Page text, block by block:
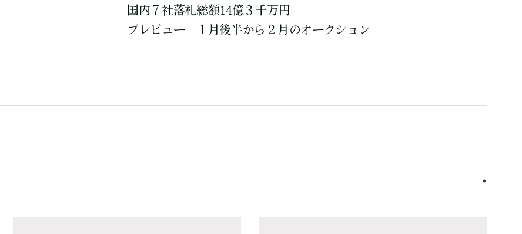
国内７社落札総額14億３千万円
プレビュー １月後半から２月のオークション